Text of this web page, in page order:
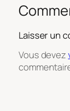
Laisser un
Vous devez